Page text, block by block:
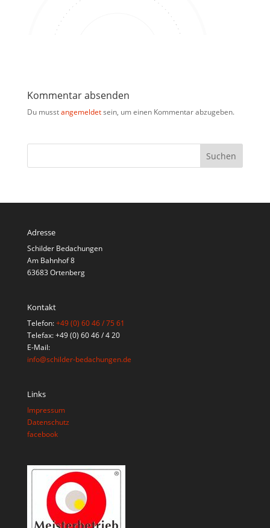
Kommentar absenden
Du musstangemeldetsein, um einen Kommentar abzugeben.
Adresse
Schilder Bedachungen
Am Bahnhof 8
63683 Ortenberg
Kontakt
Telefon:+49 (0) 60 46 / 75 61
Telefax: +49 (0) 60 46 / 4 20
E-Mail:
info@schilder-bedachungen.de
Links
Impressum
Datenschutz
facebook